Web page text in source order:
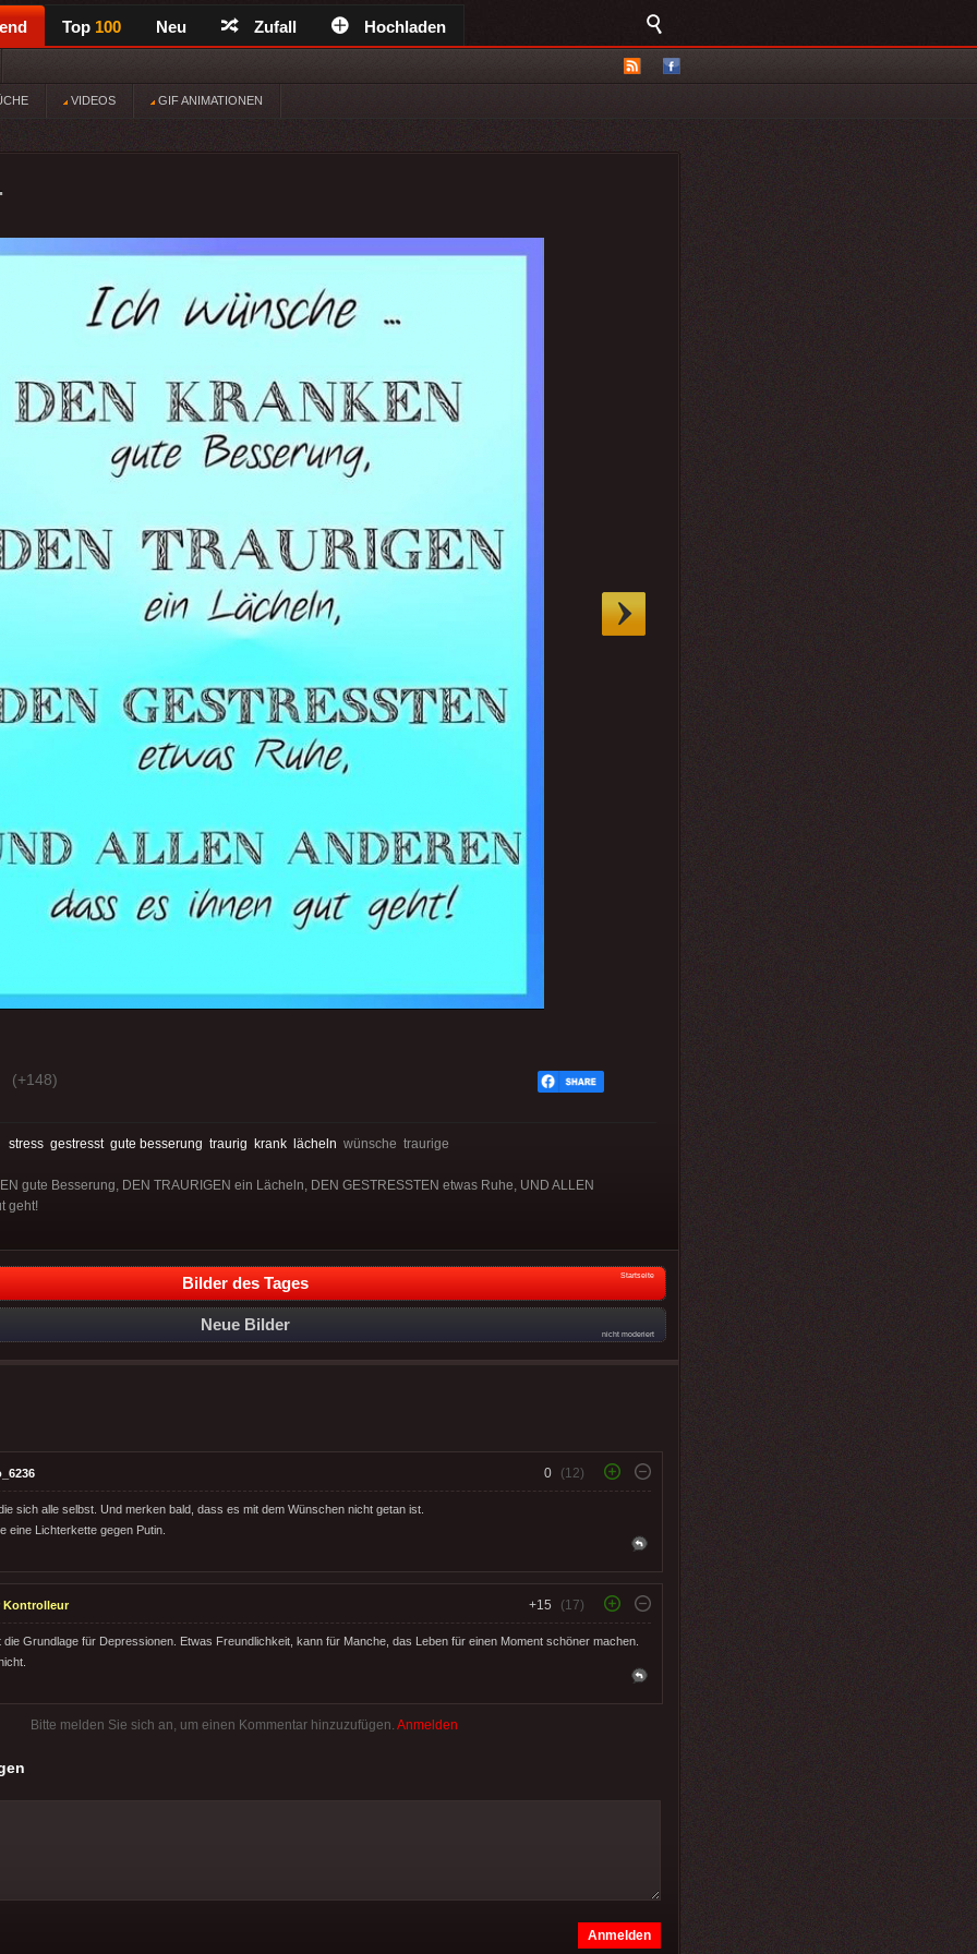
Top 100 Neu Zufall Hochladen
VIDEOS GIF ANIMATIONEN
(+148)
stress gestresst gute besserung traurig krank lächeln wünsche traurige
gute Besserung, DEN TRAURIGEN ein Lächeln, DEN GESTRESSTEN etwas Ruhe, UND ALLEN
geht!
Bilder des Tages Startseite
Neue Bilder
nicht moderiert
0 (12)
sich alle selbst. Und merken bald, dass es mit dem Wünschen nicht getan ist.
eine Lichterkette gegen Putin.
Kontrolleur +15 (17)
Grundlage für Depressionen. Etwas Freundlichkeit, kann für Manche, das Leben für einen Moment schöner machen.
Bitte melden Sie sich an, um einen Kommentar hinzuzufügen. Anmelden